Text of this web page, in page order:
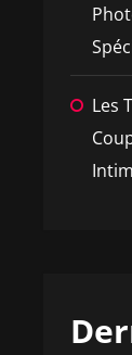
Les